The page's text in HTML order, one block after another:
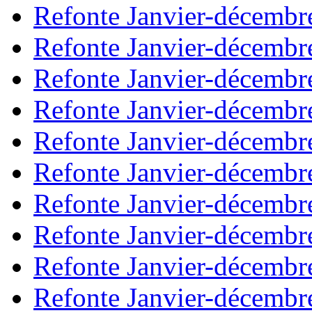
Refonte Janvier-
Refonte Janvier-
Refonte Janvier-
Refonte Janvier-
Refonte Janvier-
Refonte Janvier-
Refonte Janvier-
Refonte Janvier-
Refonte Janvier-
Refonte Janvier-